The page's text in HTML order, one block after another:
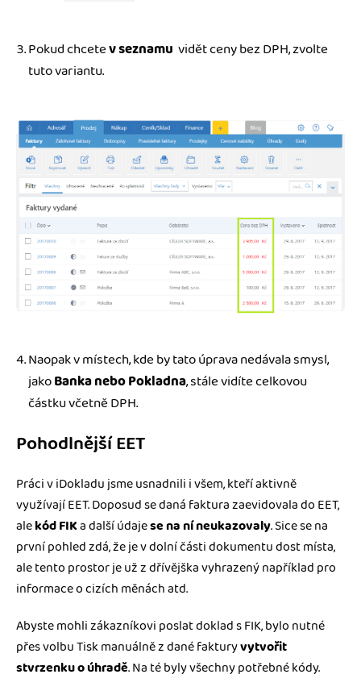
Pokud chcetev seznamu vidět ceny bez DPH, zvolte
tuto variantu.
Naopak v místech, kde by tato úprava nedávala smysl,
jakoBanka nebo Pokladna, stále vidíte celkovou
částku včetně DPH.
Pohodlnější EET
Práci v iDokladu jsme usnadnili i všem, kteří aktivně
využívají EET. Doposud se daná faktura zaevidovala do EET,
alekód FIKa další údajese na ní neukazovaly. Sice se na
první pohled zdá, že je v dolní části dokumentu dost místa,
ale tento prostor je už z dřívějška vyhrazený například pro
informace o cizích měnách atd.
Abyste mohli zákazníkovi poslat doklad s FIK, bylo nutné
přes volbu Tisk manuálně z dané fakturyvytvořit
stvrzenku o úhradě. Na té byly všechny potřebné kódy.